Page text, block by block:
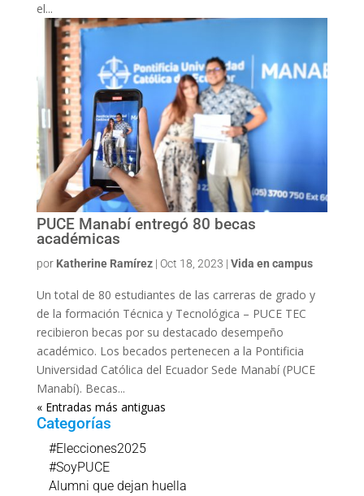
el...
PUCE Manabí entregó 80 becas
académicas
por Katherine Ramírez| Oct 18, 2023 | Vida en campus
Un total de 80 estudiantes de las carreras de grado y
de la formación Técnica y Tecnológica – PUCE TEC
recibieron becas por su destacado desempeño
académico. Los becados pertenecen a la Pontificia
Universidad Católica del Ecuador Sede Manabí (PUCE
Manabí). Becas...
« Entradas más antiguas
Categorías
#Elecciones2025
#SoyPUCE
Alumni que dejan huella